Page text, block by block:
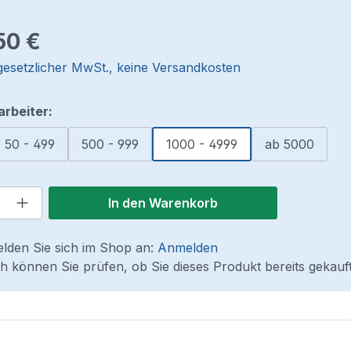
€
MwSt., keine Versandkosten
auswählen
50 - 499 500 - 999 1000 - 4999 ab 5000
Anzahl: Gib den gewünschten Wert
In den Warenkorb
Sie sich im Shop an: Anmelden
können Sie prüfen, ob Sie dieses Produkt bereits